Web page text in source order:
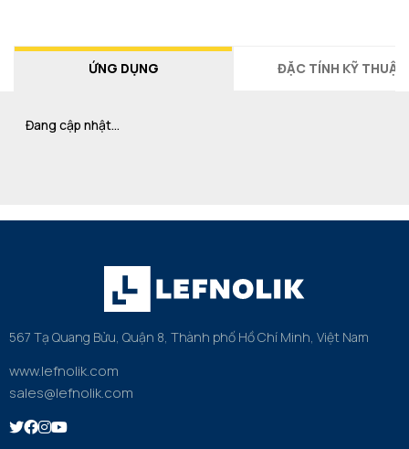
ỨNG DỤNG ĐẶC TÍNH KỸ THUẬT
Đang cập nhật…
567 Tạ Quang Bửu, Quận 8, Thành phố Hồ Chí Minh, Việt Nam
www.lefnolik.com
sales@lefnolik.com